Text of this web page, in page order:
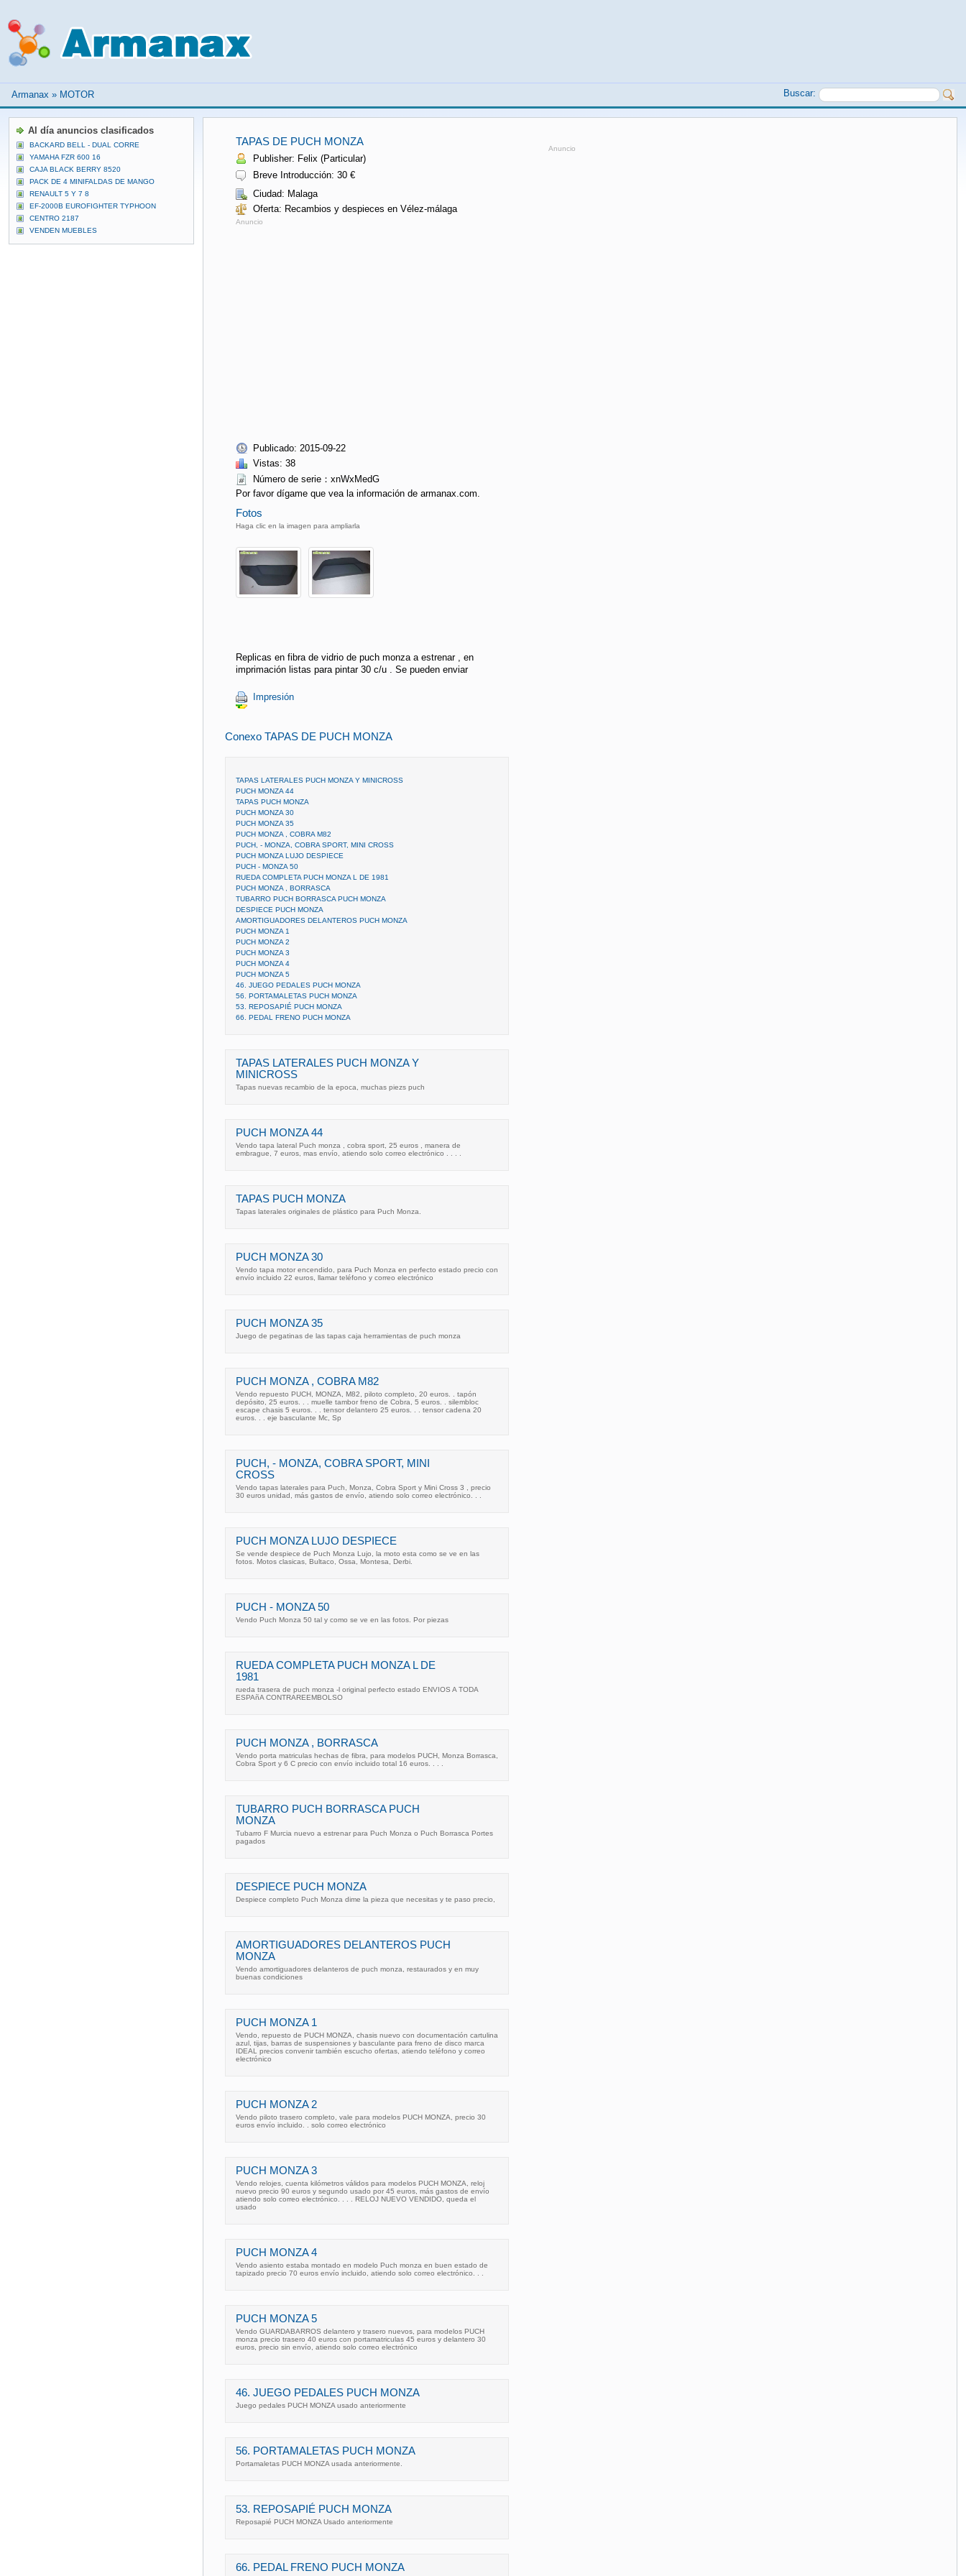
Armanax » MOTOR Buscar:
TAPAS DE PUCH MONZA
Publisher: Felix (Particular)
Breve Introducción: 30 €
Ciudad: Malaga
Oferta: Recambios y despieces en Vélez-málaga
Anuncio
Publicado: 2015-09-22
Vistas: 38
Número de serie：xnWxMedG
Por favor dígame que vea la información de armanax.com.
Fotos
Haga clic en la imagen para ampliarla
Replicas en fibra de vidrio de puch monza a estrenar , en
imprimación listas para pintar 30 c/u . Se pueden enviar
Impresión
Anuncio
Conexo TAPAS DE PUCH MONZA
TAPAS LATERALES PUCH MONZA Y MINICROSS
PUCH MONZA 44
TAPAS PUCH MONZA
PUCH MONZA 30
PUCH MONZA 35
PUCH MONZA , COBRA M82
PUCH, - MONZA, COBRA SPORT, MINI CROSS
PUCH MONZA LUJO DESPIECE
PUCH - MONZA 50
RUEDA COMPLETA PUCH MONZA L DE 1981
PUCH MONZA , BORRASCA
TUBARRO PUCH BORRASCA PUCH MONZA
DESPIECE PUCH MONZA
AMORTIGUADORES DELANTEROS PUCH MONZA
PUCH MONZA 1
PUCH MONZA 2
PUCH MONZA 3
PUCH MONZA 4
PUCH MONZA 5
46. JUEGO PEDALES PUCH MONZA
56. PORTAMALETAS PUCH MONZA
53. REPOSAPIÉ PUCH MONZA
66. PEDAL FRENO PUCH MONZA
TAPAS LATERALES PUCH MONZA Y
MINICROSS
Tapas nuevas recambio de la epoca, muchas piezs puch
PUCH MONZA 44
Vendo tapa lateral Puch monza , cobra sport, 25 euros , manera de
embrague, 7 euros, mas envío, atiendo solo correo electrónico . . . .
TAPAS PUCH MONZA
Tapas laterales originales de plástico para Puch Monza.
PUCH MONZA 30
Vendo tapa motor encendido, para Puch Monza en perfecto estado precio con
envío incluido 22 euros, llamar teléfono y correo electrónico
PUCH MONZA 35
Juego de pegatinas de las tapas caja herramientas de puch monza
PUCH MONZA , COBRA M82
Vendo repuesto PUCH, MONZA, M82, piloto completo, 20 euros. . tapón
depósito, 25 euros. . . muelle tambor freno de Cobra, 5 euros. . silembloc
escape chasis 5 euros. . . tensor delantero 25 euros. . . tensor cadena 20
euros. . . eje basculante Mc, Sp
PUCH, - MONZA, COBRA SPORT, MINI
CROSS
Vendo tapas laterales para Puch, Monza, Cobra Sport y Mini Cross 3 , precio
30 euros unidad, más gastos de envío, atiendo solo correo electrónico. . .
PUCH MONZA LUJO DESPIECE
Se vende despiece de Puch Monza Lujo, la moto esta como se ve en las
fotos. Motos clasicas, Bultaco, Ossa, Montesa, Derbi.
PUCH - MONZA 50
Vendo Puch Monza 50 tal y como se ve en las fotos. Por piezas
RUEDA COMPLETA PUCH MONZA L DE
1981
rueda trasera de puch monza -l original perfecto estado ENVIOS A TODA
ESPAñA CONTRAREEMBOLSO
PUCH MONZA , BORRASCA
Vendo porta matriculas hechas de fibra, para modelos PUCH, Monza Borrasca,
Cobra Sport y 6 C precio con envío incluido total 16 euros. . . .
TUBARRO PUCH BORRASCA PUCH
MONZA
Tubarro F Murcia nuevo a estrenar para Puch Monza o Puch Borrasca Portes
pagados
DESPIECE PUCH MONZA
Despiece completo Puch Monza dime la pieza que necesitas y te paso precio,
AMORTIGUADORES DELANTEROS PUCH
MONZA
Vendo amortiguadores delanteros de puch monza, restaurados y en muy
buenas condiciones
PUCH MONZA 1
Vendo, repuesto de PUCH MONZA, chasis nuevo con documentación cartulina
azul, tijas, barras de suspensiones y basculante para freno de disco marca
IDEAL precios convenir también escucho ofertas, atiendo teléfono y correo
electrónico
PUCH MONZA 2
Vendo piloto trasero completo, vale para modelos PUCH MONZA, precio 30
euros envío incluido. . solo correo electrónico
PUCH MONZA 3
Vendo relojes, cuenta kilómetros válidos para modelos PUCH MONZA, reloj
nuevo precio 90 euros y segundo usado por 45 euros, más gastos de envío
atiendo solo correo electrónico. . . . RELOJ NUEVO VENDIDO, queda el
usado
PUCH MONZA 4
Vendo asiento estaba montado en modelo Puch monza en buen estado de
tapizado precio 70 euros envío incluido, atiendo solo correo electrónico. . .
PUCH MONZA 5
Vendo GUARDABARROS delantero y trasero nuevos, para modelos PUCH
monza precio trasero 40 euros con portamatriculas 45 euros y delantero 30
euros, precio sin envío, atiendo solo correo electrónico
46. JUEGO PEDALES PUCH MONZA
Juego pedales PUCH MONZA usado anteriormente
56. PORTAMALETAS PUCH MONZA
Portamaletas PUCH MONZA usada anteriormente.
53. REPOSAPIÉ PUCH MONZA
Reposapié PUCH MONZA Usado anteriormente
66. PEDAL FRENO PUCH MONZA
Al día anuncios clasificados
BACKARD BELL - DUAL CORRE
YAMAHA FZR 600 16
CAJA BLACK BERRY 8520
PACK DE 4 MINIFALDAS DE MANGO
RENAULT 5 Y 7 8
EF-2000B EUROFIGHTER TYPHOON
CENTRO 2187
VENDEN MUEBLES